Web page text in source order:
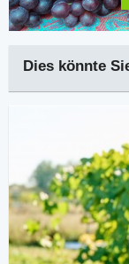
Dies könnte